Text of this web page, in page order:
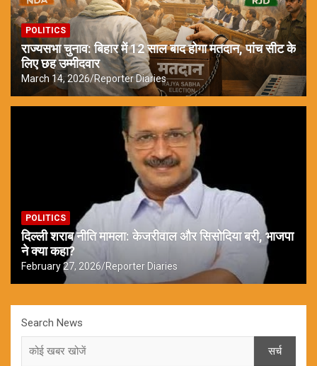
POLITICS
राज्यसभा चुनाव: बिहार में 12 साल बाद होगा मतदान, पांच सीट के
लिए छह उम्मीदवार
March 14, 2026 Reporter Diaries
POLITICS
दिल्ली शराब नीति मामला: केजरीवाल और सिसोदिया बरी, भाजपा
ने क्या कहा?
February 27, 2026 Reporter Diaries
Search News
सर्च